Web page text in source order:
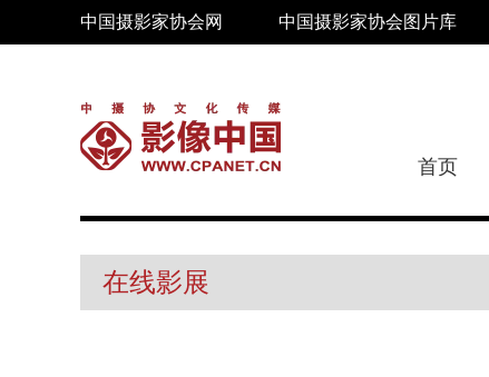
中国摄影家协会网 中国摄影家协会图片库
首页
在线影展